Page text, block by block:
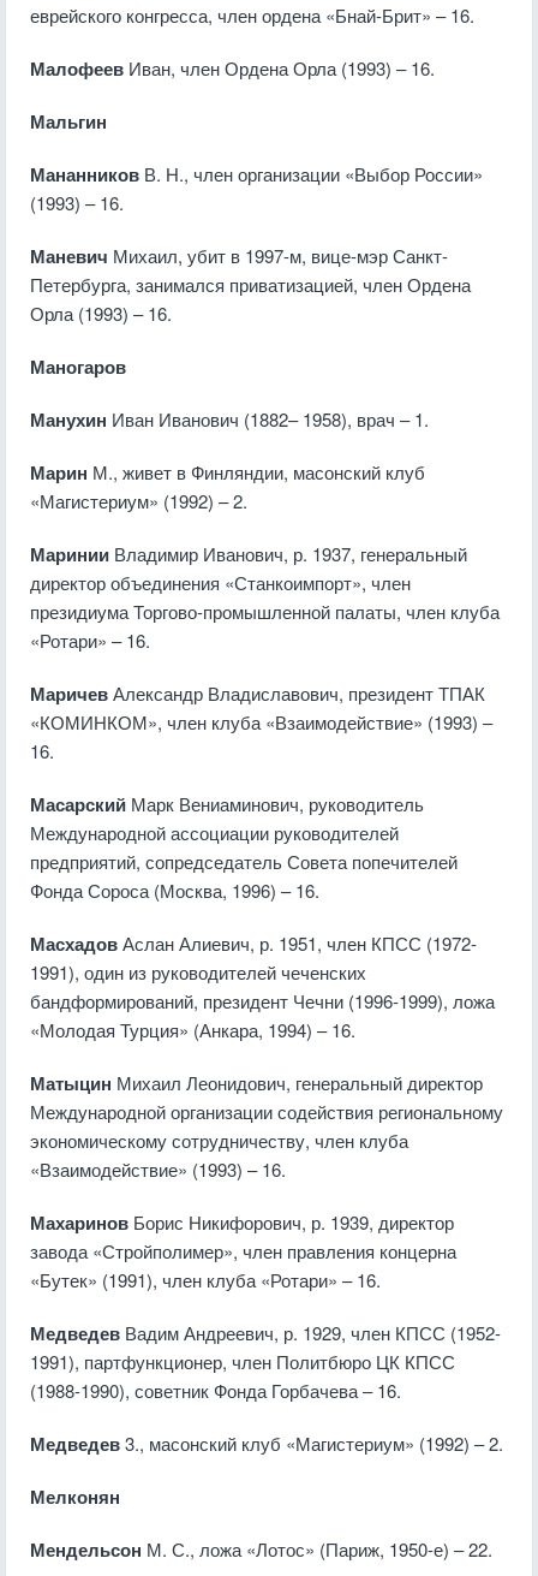
еврейского конгресса, член ордена «Бнай-Брит» – 16.
Малофеев Иван, член Ордена Орла (1993) – 16.
Мальгин
Мананников В. Н., член организации «Выбор России»
(1993) – 16.
Маневич Михаил, убит в 1997-м, вице-мэр Санкт-
Петербурга, занимался приватизацией, член Ордена
Орла (1993) – 16.
Маногаров
Манухин Иван Иванович (1882– 1958), врач – 1.
Марин М., живет в Финляндии, масонский клуб
«Магистериум» (1992) – 2.
Маринии Владимир Иванович, р. 1937, генеральный
директор объединения «Станкоимпорт», член
президиума Торгово-промышленной палаты, член клуба
«Ротари» – 16.
МаричевАлександр Владиславович, президент ТПАК
«КОМИНКОМ», член клуба «Взаимодействие» (1993) –
16.
Масарский Марк Вениаминович, руководитель
Международной ассоциации руководителей
предприятий, сопредседатель Совета попечителей
Фонда Сороса (Москва, 1996) – 16.
МасхадовАслан Алиевич, р. 1951, член КПСС (1972-
1991), один из руководителей чеченских
бандформирований, президент Чечни (1996-1999), ложа
«Молодая Турция» (Анкара, 1994) – 16.
Матыцин Михаил Леонидович, генеральный директор
Международной организации содействия региональному
экономическому сотрудничеству, член клуба
«Взаимодействие» (1993) – 16.
Махаринов Борис Никифорович, р. 1939, директор
завода «Стройполимер», член правления концерна
«Бутек» (1991), член клуба «Ротари» – 16.
Медведев Вадим Андреевич, р. 1929, член КПСС (1952-
1991), партфункционер, член Политбюро ЦК КПСС
(1988-1990), советник Фонда Горбачева – 16.
Медведев3., масонский клуб «Магистериум» (1992) – 2.
Мелконян
Мендельсон М. С., ложа «Лотос» (Париж, 1950-е) – 22.